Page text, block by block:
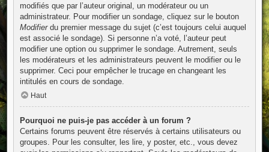
modifiés que par l’auteur original, un modérateur ou un
administrateur. Pour modifier un sondage, cliquez sur le bouton
Modifierdu premier message du sujet (c’est toujours celui auquel
est associé le sondage). Si personne n’a voté, l’auteur peut
modifier une option ou supprimer le sondage. Autrement, seuls
les modérateurs et les administrateurs peuvent le modifier ou le
supprimer. Ceci pour empêcher le trucage en changeant les
intitulés en cours de sondage.
Haut
Pourquoi ne puis-je pas accéder à un forum ?
Certains forums peuvent être réservés à certains utilisateurs ou
groupes. Pour les consulter, les lire, y poster, etc., vous devez